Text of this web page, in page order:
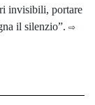
invisibili, portare
il silenzio”. ⇨